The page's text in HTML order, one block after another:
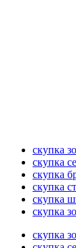
скупка
скупка
скупка
скупка
скупка
скупка
скупка